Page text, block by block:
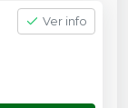
Ver info